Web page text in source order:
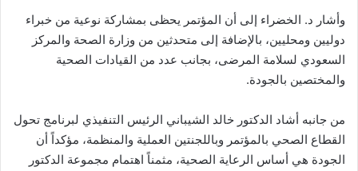
وأشار د. الخضراء إلى أن المؤتمر يحظى بمشاركة نوعية من خبراء
دوليين ومحليين، بالإضافة إلى متحدثين من وزارة الصحة والمركز
السعودي لسلامة المرضى، بجانب عدد من القيادات الصحية
والمختصين بالجودة.
من جانبه أشاد الدكتور خالد الشيباني الرئيس التنفيذي لبرنامج تحول
القطاع الصحي بالمؤتمر وباللجنتين العملية والمنظمة، مؤكداً أن
الجودة هي أساس الرعاية الصحية، مثمناً اهتمام مجموعة الدكتور